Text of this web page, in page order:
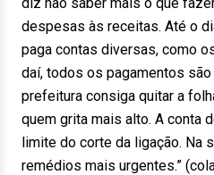
despesas às receitas. Até o
paga contas diversas, como
daí, todos os pagamentos
prefeitura consiga quitar a
quem grita mais alto. A conta
limite do corte da ligação. Na
remédios mais urgentes.”